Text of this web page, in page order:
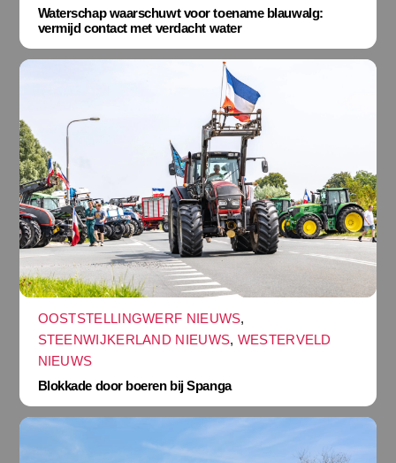
Waterschap waarschuwt voor toename blauwalg:
vermijd contact met verdacht water
OOSTSTELLINGWERF NIEUWS,
STEENWIJKERLAND NIEUWS, WESTERVELD
NIEUWS
Blokkade door boeren bij Spanga